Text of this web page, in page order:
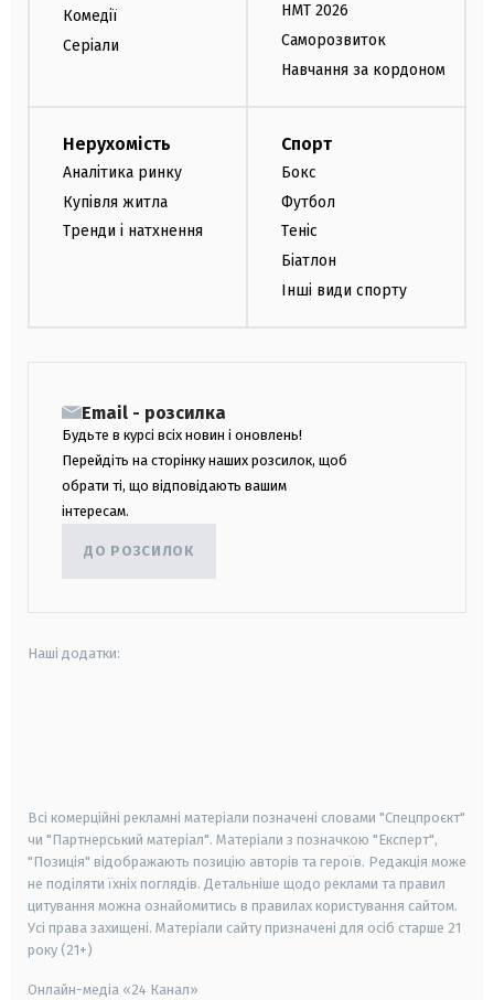
Комедії
Серіали
НМТ 2026
Саморозвиток
Навчання за кордоном
Нерухомість
Аналітика ринку
Купівля житла
Тренди і натхнення
Спорт
Бокс
Футбол
Теніс
Біатлон
Інші види спорту
Email - розсилка
Будьте в курсі всіх новин і оновлень!
Перейдіть на сторінку наших розсилок, щоб
обрати ті, що відповідають вашим
інтересам.
ДО РОЗСИЛОК
Наші додатки:
Всі комерційні рекламні матеріали позначені словами "Спецпроєкт"
чи "Партнерський матеріал". Матеріали з позначкою "Експерт",
"Позиція" відображають позицію авторів та героїв. Редакція може
не поділяти їхніх поглядів. Детальніше щодо реклами та правил
цитування можна ознайомитись в правилах користування сайтом.
Усі права захищені. Матеріали сайту призначені для осіб старше 21
року (21+)
Онлайн-медіа «24 Канал»